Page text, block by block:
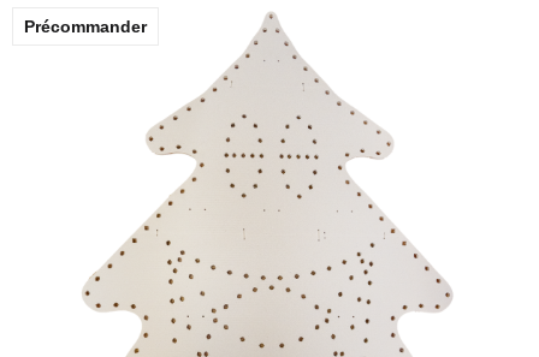
Précommander